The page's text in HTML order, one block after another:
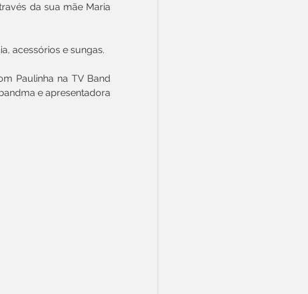
da sua mãe Maria
acessórios e sungas.
Paulinha na TV Band
e apresentadora